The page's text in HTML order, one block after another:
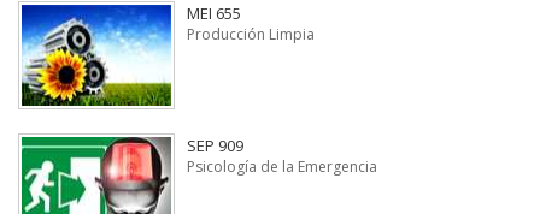
MEI 655
Producción Limpia
SEP 909
Psicología de la Emergencia